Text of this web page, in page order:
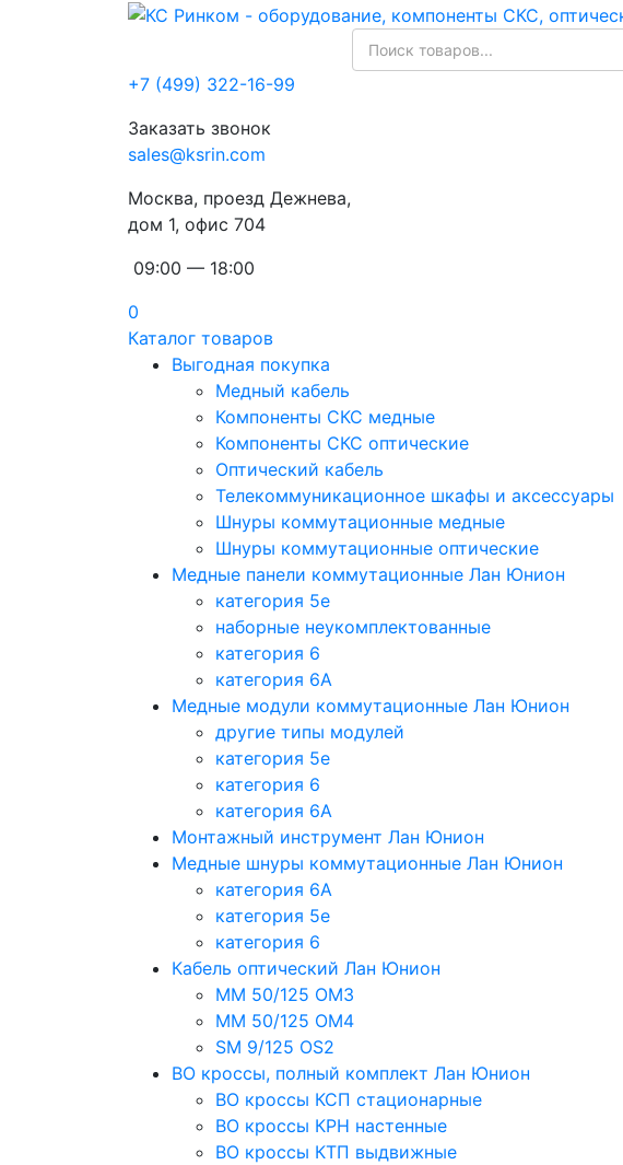
+7 (499) 322-16-99
Заказать звонок
sales@ksrin.com
Москва, проезд Дежнева,
дом 1, офис 704
09:00 — 18:00
0
Каталог товаров
Выгодная покупка
Медный кабель
Компоненты СКС медные
Компоненты СКС оптические
Оптический кабель
Телекоммуникационное шкафы и аксессуары
Шнуры коммутационные медные
Шнуры коммутационные оптические
Медные панели коммутационные Лан Юнион
категория 5e
наборные неукомплектованные
категория 6
категория 6A
Медные модули коммутационные Лан Юнион
другие типы модулей
категория 5е
категория 6
категория 6A
Монтажный инструмент Лан Юнион
Медные шнуры коммутационные Лан Юнион
категория 6A
категория 5e
категория 6
Кабель оптический Лан Юнион
MM 50/125 OM3
MM 50/125 OM4
SM 9/125 OS2
ВО кроссы, полный комплект Лан Юнион
ВО кроссы КСП стационарные
ВО кроссы КРН настенные
ВО кроссы КТП выдвижные